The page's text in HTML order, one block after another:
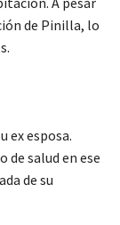
de Pinilla, lo
ex esposa.
de salud en ese
de su